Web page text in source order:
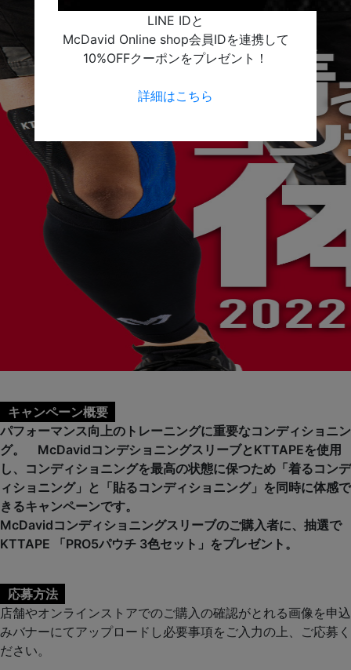
LINE IDと
McDavid Online shop会員IDを連携して
10%OFFクーポンをプレゼント！
詳細はこちら
キャンペーン概要
パフォーマンス向上のトレーニングに重要なコンディショニン
グ。 McDavidコンデショニングスリーブとKTTAPEを使用
し、コンディショニングを最高の状態に保つため「着るコンデ
ィショニング」と「貼るコンディショニング」を同時に体感で
きるキャンペーンです。
McDavidコンディショニングスリーブのご購入者に、抽選で
KTTAPE 「PRO5パウチ 3色セット」をプレゼント。
応募方法
店舗やオンラインストアでのご購入の確認がとれる画像を申込
みバナーにてアップロードし必要事項をご入力の上、ご応募く
ださい。